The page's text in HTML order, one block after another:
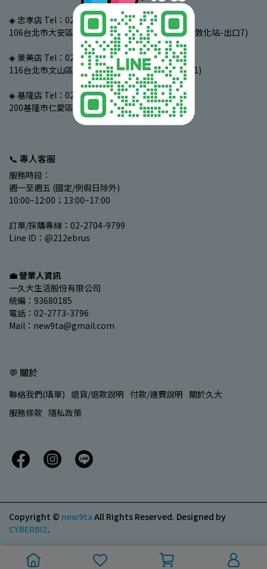
◈ 忠孝店 Tel：02-2740-2799
106台北市大安區忠孝東路四段107號B1 (捷運忠孝敦化站-出口7)
◈ 景美店 Tel：02-2933-3799
116台北市文山區景文街97號B1 (捷運景美站-出口1)
◈ 基隆店 Tel：02-2425-4699
200基隆市仁愛區愛四路78號 (基隆夜市)
📞 專人客服
服務時段：
週一至週五 (國定/例假日除外)
10:00~12:00；13:00~17:00
訂單/採購專線：02-2704-9799
Line ID：@212ebrus
💼 營業人資訊
一久大生活股份有限公司
統編：93680185
電話：02-2773-3796
Mail：new9ta@gmail.com
💬 關於
聯絡我們(填單) 退貨/退款說明 付款/運費說明 關於久大
服務條款 隱私政策
Copyright © new9ta All Rights Reserved. Designed by
CYBERBIZ.